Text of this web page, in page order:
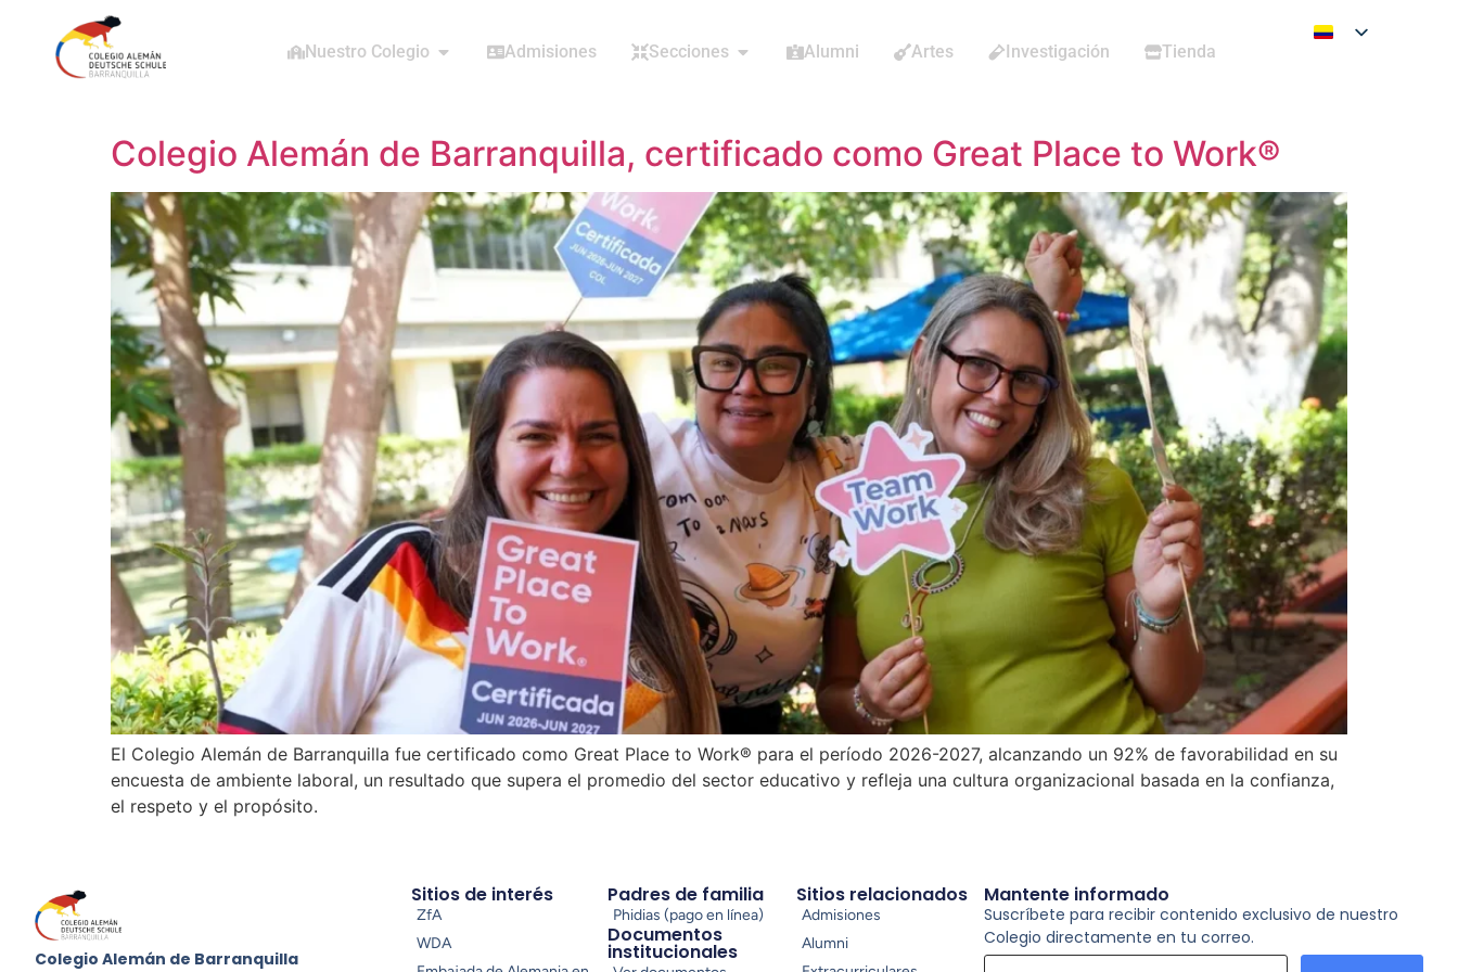
Nuestro Colegio Admisiones Secciones Alumni Artes Investigación Tienda
Colegio Alemán de Barranquilla, certificado como Great Place to Work®​
El Colegio Alemán de Barranquilla fue certificado como Great Place to Work® para el período 2026-2027, alcanzando un 92% de favorabilidad en su
encuesta de ambiente laboral, un resultado que supera el promedio del sector educativo y refleja una cultura organizacional basada en la confianza,
el respeto y el propósito.
Colegio Alemán de Barranquilla
Sitios de interés
ZfA
WDA
Padres de familia
Phidias (pago en línea)
Documentos
institucionales
Sitios relacionados
Admisiones
Alumni
Mantente informado
Suscríbete para recibir contenido exclusivo de nuestro
Colegio directamente en tu correo.